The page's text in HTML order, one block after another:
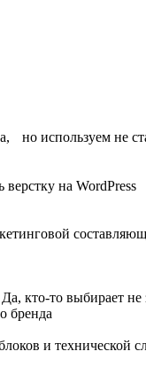
но используем не
на WordPress
кто-то выбирает
бренда
и